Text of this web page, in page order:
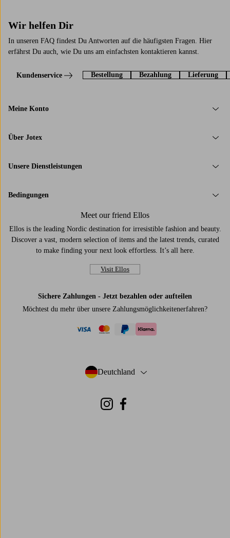
Wir helfen Dir
In unseren FAQ findest Du Antworten auf die häufigsten Fragen. Hier
erfährst Du auch, wie Du uns am einfachsten kontaktieren kannst.
Kundenservice Bestellung Bezahlung Lieferung
Meine Konto
Über Jotex
Unsere Dienstleistungen
Bedingungen
Meet our friend Ellos
Ellos is the leading Nordic destination for irresistible fashion and beauty.
Discover a vast, modern selection of items and the latest trends, curated
to make finding your next look effortless. It’s all here.
Visit Ellos
Sichere Zahlungen - Jetzt bezahlen oder aufteilen
Möchtest du mehr über unsere Zahlungsmöglichkeitenerfahren?
Deutchland
- Land auswählen